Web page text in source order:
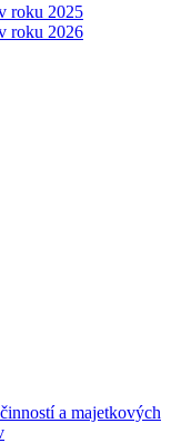
roku 2025
roku 2026
a majetkových